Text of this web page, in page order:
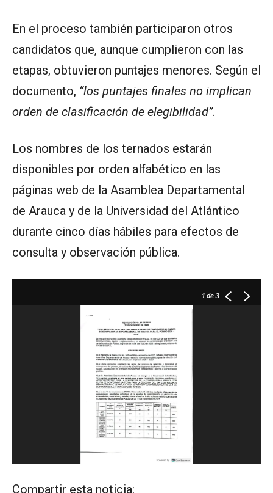
En el proceso también participaron otros
candidatos que, aunque cumplieron con las
etapas, obtuvieron puntajes menores. Según el
documento, “los puntajes finales no implican
orden de clasificación de elegibilidad”.
Los nombres de los ternados estarán
disponibles por orden alfabético en las
páginas web de la Asamblea Departamental
de Arauca y de la Universidad del Atlántico
durante cinco días hábiles para efectos de
consulta y observación pública.
1 de 3
Compartir esta noticia: